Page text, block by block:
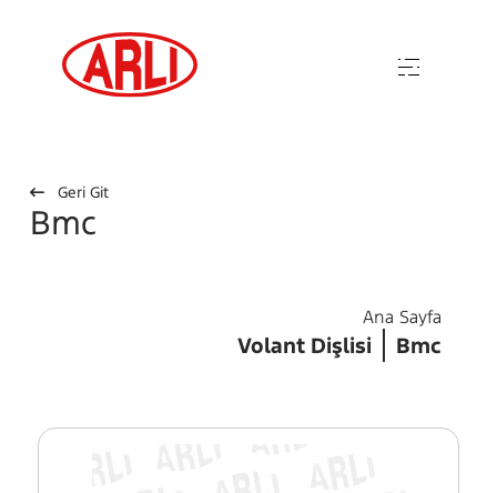
Geri Git
Bmc
Ana Sayfa
Volant Dişlisi Bmc